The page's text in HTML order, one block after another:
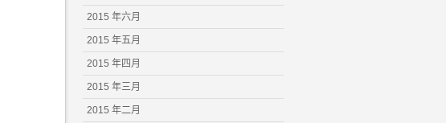
2015 年六月
2015 年五月
2015 年四月
2015 年三月
2015 年二月